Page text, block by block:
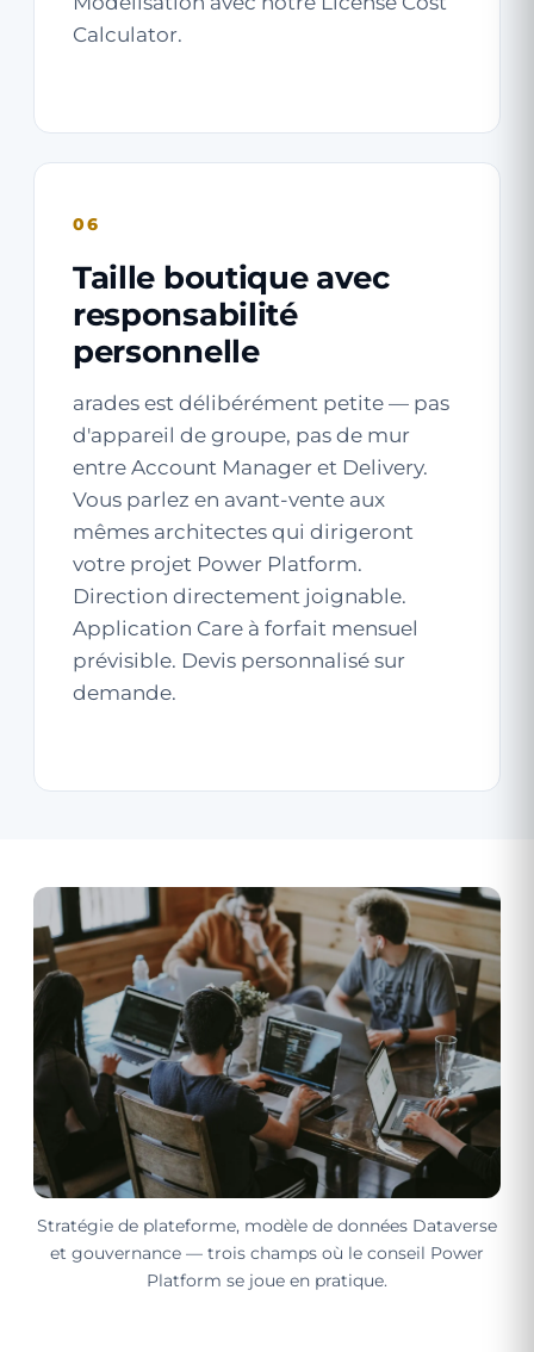
Calculator.
06
Taille boutique avec
responsabilité
personnelle
arades est délibérément petite — pas
d'appareil de groupe, pas de mur
entre Account Manager et Delivery.
Vous parlez en avant-vente aux
mêmes architectes qui dirigeront
votre projet Power Platform.
Direction directement joignable.
Application Care à forfait mensuel
prévisible. Devis personnalisé sur
demande.
Stratégie de plateforme, modèle de données Dataverse
et gouvernance — trois champs où le conseil Power
Platform se joue en pratique.